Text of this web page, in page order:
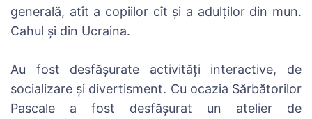
generală, atît a copiilor cît şi a adulţilor din mun.
Cahul și din Ucraina.
Au fost desfășurate activități interactive, de
socializare și divertisment. Cu ocazia Sărbătorilor
Pascale a fost desfășurat un atelier de